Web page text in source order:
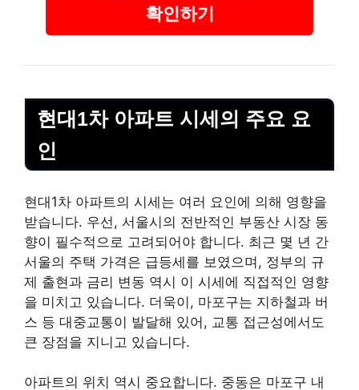
확인하기
현대1차 아파트 시세의 주요 요
인
현대1차 아파트의 시세는 여러 요인에 의해 영향을
받습니다. 우선, 서울시의 전반적인 부동산 시장 동
향이 필수적으로 고려되어야 합니다. 최근 몇 년 간
서울의 주택 가격은 급등세를 보였으며, 정부의 규
제 출현과 금리 변동 역시 이 시세에 직접적인 영향
을 미치고 있습니다. 더욱이, 마포구는 지하철과 버
스 등 대중교통이 발달해 있어, 교통 접근성에서도
큰 장점을 지니고 있습니다.
아파트의 위치 역시 중요합니다. 중동은 마포구 내